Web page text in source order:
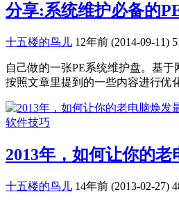
分享:系统维护必备的
十五楼的鸟儿 12年前 (2014-09-11)
自己做的一张PE系统维护盘。基
按照文章里提到的一些内容进行优
软件技巧
2013年，如何让你的
十五楼的鸟儿 14年前 (2013-02-27)